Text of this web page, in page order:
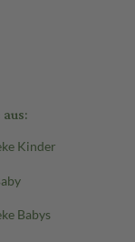
Kinder
Babys